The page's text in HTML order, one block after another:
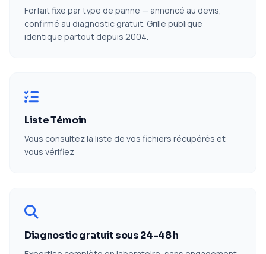
Forfait fixe par type de panne — annoncé au devis,
confirmé au diagnostic gratuit. Grille publique
identique partout depuis 2004.
Liste Témoin
Vous consultez la liste de vos fichiers récupérés et
vous vérifiez
Diagnostic gratuit sous 24-48 h